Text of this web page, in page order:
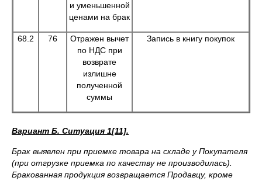
и уменьшенной
ценами на брак
68.2 76
Отражен вычет
по НДС при
возврате
излишне
полученной
суммы
Запись в книгу покупок
Вариант Б. Ситуация 1[11].
Брак выявлен при приемке товара на складе у Покупателя
(при отгрузке приемка по качеству не производилась).
Бракованная продукция возвращается Продавцу, кроме